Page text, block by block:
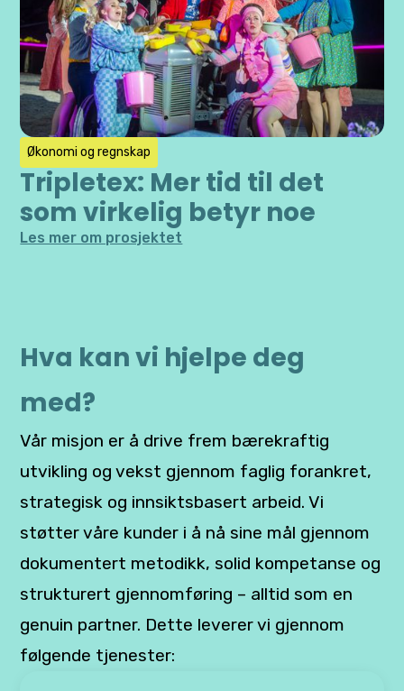
Økonomi og regnskap
Tripletex: Mer tid til det
som virkelig betyr noe
Les mer om prosjektet
Hva kan vi hjelpe deg
med?
Vår misjon er å drive frem bærekraftig
utvikling og vekst gjennom faglig forankret,
strategisk og innsiktsbasert arbeid. Vi
støtter våre kunder i å nå sine mål gjennom
dokumentert metodikk, solid kompetanse og
strukturert gjennomføring – alltid som en
genuin partner. Dette leverer vi gjennom
følgende tjenester: